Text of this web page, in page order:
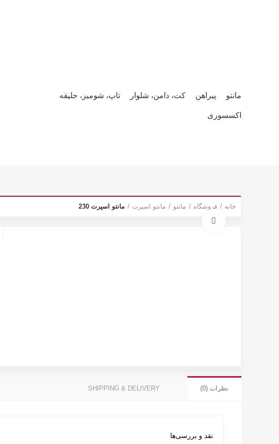
مانتو پیراهن کت، دامن، شلوار تاپ، شومیز، جلیقه
اکسسوری
خانه فروشگاه مانتو مانتو اسپرت
مانتو اسپرت 230
نظرات (0) SHIPPING & DELIVERY
نقد و بررسی‌ها